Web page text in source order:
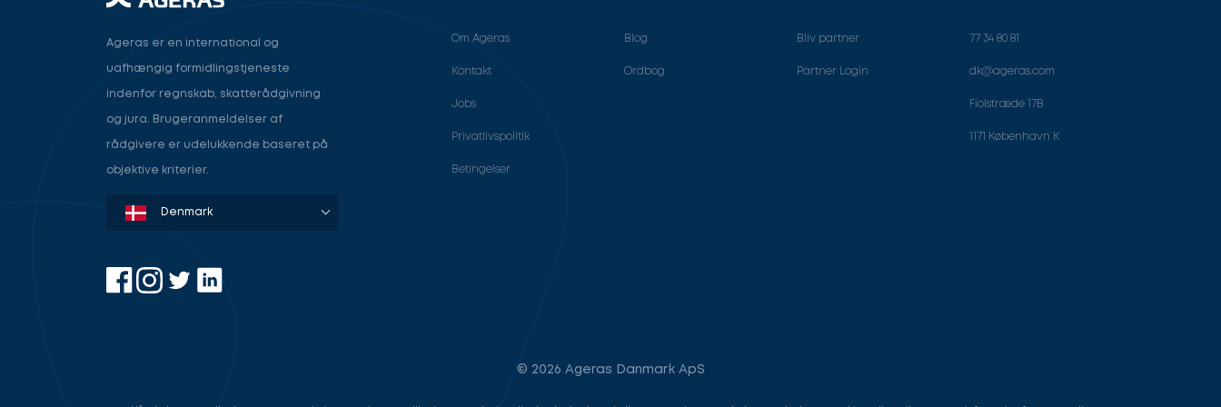
Ageras er en international og
uafhængig formidlingstjeneste
indenfor regnskab, skatterådgivning
og jura. Brugeranmeldelser af
rådgivere er udelukkende baseret på
objektive kriterier.
Denmark
Sweden
Norway
Netherlands
Germany
USA
Om Ageras
Kontakt
Jobs
Privatlivspolitik
Betingelser
Blog
Ordbog
Bliv partner
Partner Login
77 34 80 81
dk@ageras.com
Fiolstræde 17B
1171 København K
© 2026 Ageras Danmark ApS